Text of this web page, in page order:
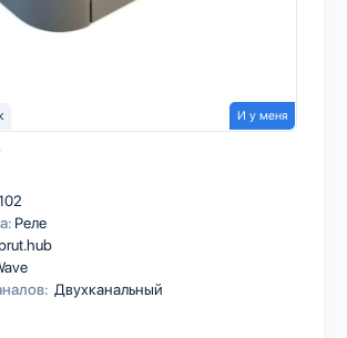
И у меня
Реле
Двухканальный